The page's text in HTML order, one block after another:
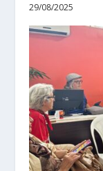
29/08/2025